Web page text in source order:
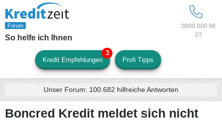
0800 000 98
07
So helfe ich Ihnen
Kredit Empfehlungen Profi Tipps
Unser Forum: 100.682 hilfreiche Antworten
Boncred Kredit meldet sich nicht